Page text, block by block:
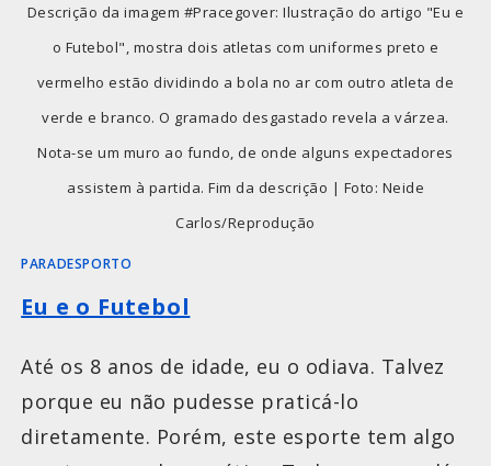
Descrição da imagem #Pracegover: Ilustração do artigo "Eu e
o Futebol", mostra dois atletas com uniformes preto e
vermelho estão dividindo a bola no ar com outro atleta de
verde e branco. O gramado desgastado revela a várzea.
Nota-se um muro ao fundo, de onde alguns expectadores
assistem à partida. Fim da descrição | Foto: Neide
Carlos/Reprodução
PARADESPORTO
Eu e o Futebol
Até os 8 anos de idade, eu o odiava. Talvez
porque eu não pudesse praticá-lo
diretamente. Porém, este esporte tem algo